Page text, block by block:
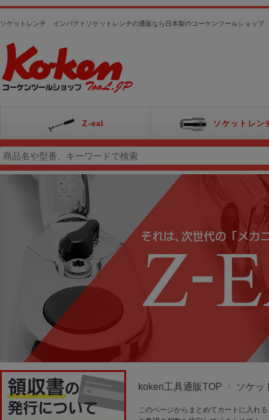
ソケットレンチ インパクトソケットレンチの通販なら日本製のコーケンツールショップ
Z-eal ソケットレン
koken工具通販TOP ソケッ
このページからまとめてカートに入れ